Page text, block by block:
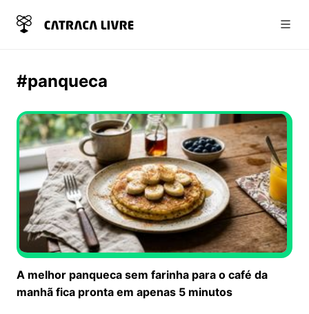
#panqueca
A melhor panqueca sem farinha para o café da
manhã fica pronta em apenas 5 minutos